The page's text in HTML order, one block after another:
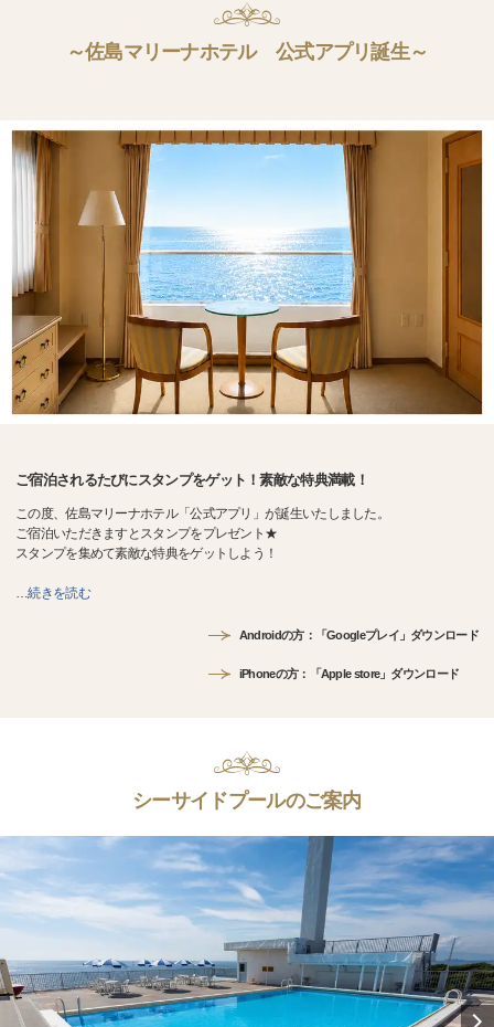
～佐島マリーナホテル 公式アプリ誕生～
ご宿泊されるたびにスタンプをゲット！素敵な特典満載！
この度、佐島マリーナホテル「公式アプリ」が誕生いたしました。
ご宿泊いただきますとスタンプをプレゼント★
スタンプを集めて素敵な特典をゲットしよう！
…続きを読む
Androidの方：「Googleプレイ」ダウンロード
iPhoneの方：「Apple store」ダウンロード
シーサイドプールのご案内